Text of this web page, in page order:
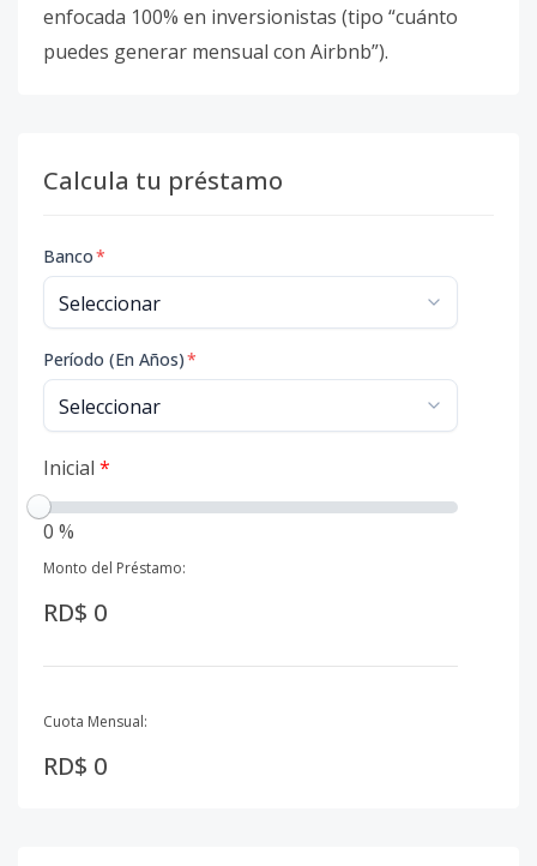
enfocada 100% en inversionistas (tipo “cuánto
puedes generar mensual con Airbnb”).
Calcula tu préstamo
Banco*
Período (En Años)*
Inicial *
0 %
Monto del Préstamo:
RD$ 0
Cuota Mensual:
RD$ 0